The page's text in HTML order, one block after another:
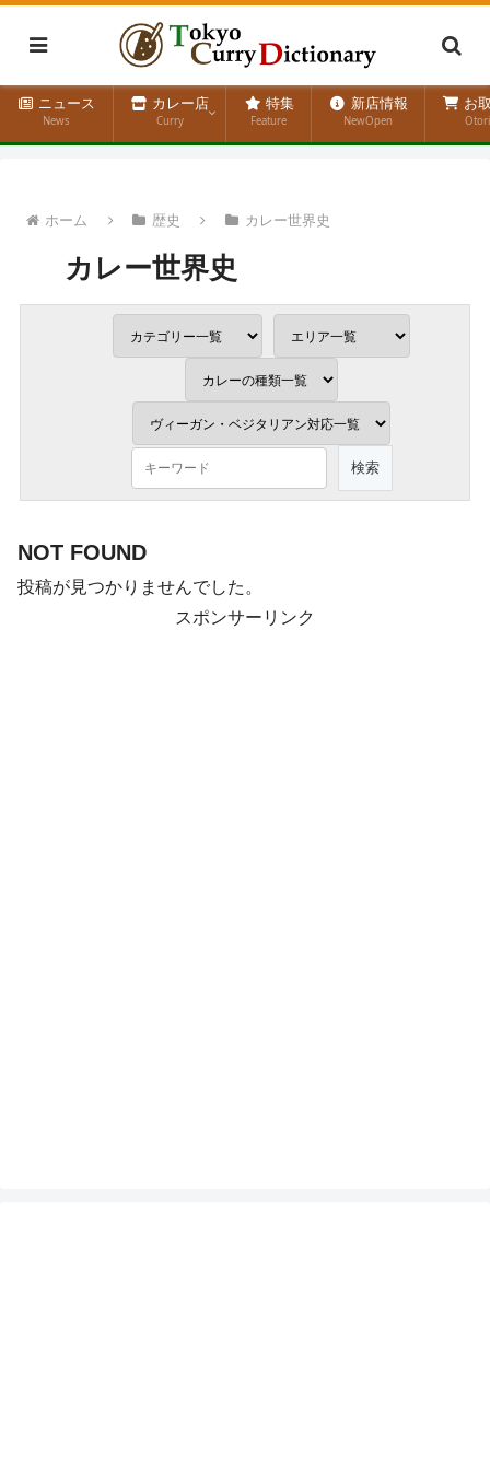
ニュース
News
カレー店
Curry
特集
Feature
新店情報
NewOpen
お
ホーム 歴史 カレー世界史
カレー世界史
NOT FOUND
投稿が見つかりませんでした。
スポンサーリンク